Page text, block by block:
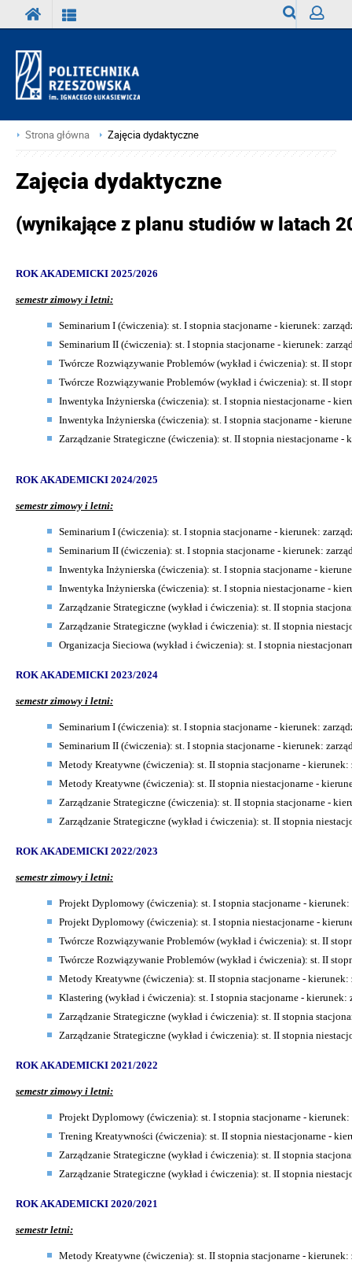
Strona główna Zajęcia dydaktyczne
Zajęcia dydaktyczne
(wynikające z planu studiów w latach
ROK AKADEMICKI 2025/2026
semestr zimowy i letni:
Seminarium I (ćwiczenia): st. I stopnia stacjonarne - kierunek:
Seminarium II (ćwiczenia): st. I stopnia stacjonarne - kierunek:
Twórcze Rozwiązywanie Problemów (wykład i ćwiczenia): st. II
Twórcze Rozwiązywanie Problemów (wykład i ćwiczenia): st. II
Inwentyka Inżynierska (ćwiczenia): st. I stopnia niestacjonarne -
Inwentyka Inżynierska (ćwiczenia): st. I stopnia stacjonarne -
Zarządzanie Strategiczne (ćwiczenia): st. II stopnia niestacjonarne -
ROK AKADEMICKI 2024/2025
semestr zimowy i letni:
Seminarium I (ćwiczenia): st. I stopnia stacjonarne - kierunek:
Seminarium II (ćwiczenia): st. I stopnia stacjonarne - kierunek:
Inwentyka Inżynierska (ćwiczenia): st. I stopnia stacjonarne -
Inwentyka Inżynierska (ćwiczenia): st. I stopnia niestacjonarne -
Zarządzanie Strategiczne (wykład i ćwiczenia): st. II stopnia
Zarządzanie Strategiczne (wykład i ćwiczenia): st. II stopnia
Organizacja Sieciowa (wykład i ćwiczenia): st. I stopnia
ROK AKADEMICKI 2023/2024
semestr zimowy i letni:
Seminarium I (ćwiczenia): st. I stopnia stacjonarne - kierunek:
Seminarium II (ćwiczenia): st. I stopnia stacjonarne - kierunek:
Metody Kreatywne (ćwiczenia): st. II stopnia stacjonarne - kierunek:
Metody Kreatywne (ćwiczenia): st. II stopnia niestacjonarne -
Zarządzanie Strategiczne (ćwiczenia): st. II stopnia stacjonarne -
Zarządzanie Strategiczne (wykład i ćwiczenia): st. II stopnia
ROK AKADEMICKI 2022/2023
semestr zimowy i letni:
Projekt Dyplomowy (ćwiczenia): st. I stopnia stacjonarne - kierunek:
Projekt Dyplomowy (ćwiczenia): st. I stopnia niestacjonarne -
Twórcze Rozwiązywanie Problemów (wykład i ćwiczenia): st. II
Twórcze Rozwiązywanie Problemów (wykład i ćwiczenia): st. II
Metody Kreatywne (ćwiczenia): st. II stopnia stacjonarne - kierunek:
Klastering (wykład i ćwiczenia): st. I stopnia stacjonarne - kierunek:
Zarządzanie Strategiczne (wykład i ćwiczenia): st. II stopnia
Zarządzanie Strategiczne (wykład i ćwiczenia): st. II stopnia
ROK AKADEMICKI 2021/2022
semestr zimowy i letni:
Projekt Dyplomowy (ćwiczenia): st. I stopnia stacjonarne - kierunek:
Trening Kreatywności (ćwiczenia): st. II stopnia niestacjonarne -
Zarządzanie Strategiczne (wykład i ćwiczenia): st. II stopnia
Zarządzanie Strategiczne (wykład i ćwiczenia): st. II stopnia
ROK AKADEMICKI 2020/2021
semestr letni:
Metody Kreatywne (ćwiczenia): st. II stopnia stacjonarne - kierunek: